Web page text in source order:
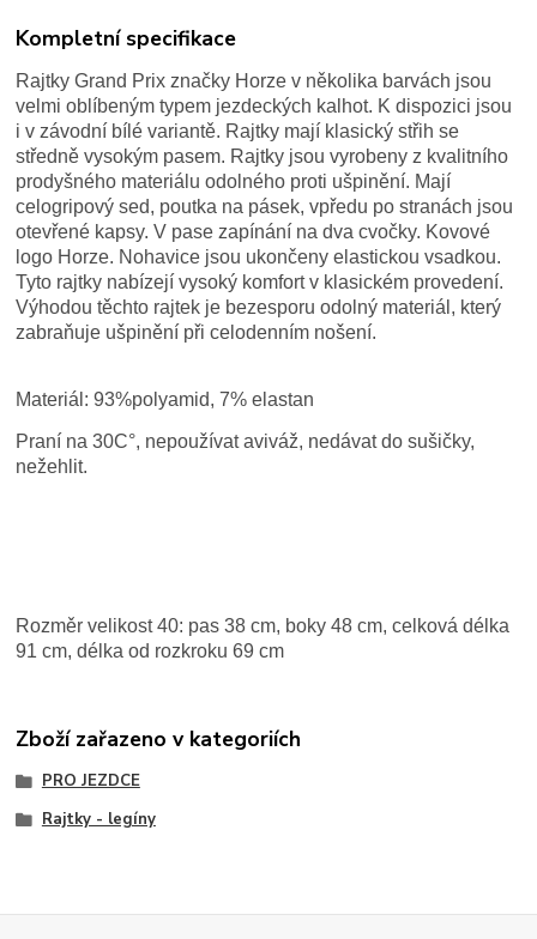
Kompletní specifikace
Rajtky Grand Prix značky Horze v několika barvách jsou
velmi oblíbeným typem jezdeckých kalhot. K dispozici jsou
i v závodní bílé variantě. Rajtky mají klasický střih se
středně vysokým pasem. Rajtky jsou vyrobeny z kvalitního
prodyšného materiálu odolného proti ušpinění. Mají
celogripový sed, poutka na pásek, vpředu po stranách jsou
otevřené kapsy. V pase zapínání na dva cvočky. Kovové
logo Horze. Nohavice jsou ukončeny elastickou vsadkou.
Tyto rajtky nabízejí vysoký komfort v klasickém provedení.
Výhodou těchto rajtek je bezesporu odolný materiál, který
zabraňuje ušpinění při celodenním nošení.
Materiál: 93%polyamid, 7% elastan
Praní na 30C°, nepoužívat aviváž, nedávat do sušičky,
nežehlit.
Rozměr velikost 40: pas 38 cm, boky 48 cm, celková délka
91 cm, délka od rozkroku 69 cm
Zboží zařazeno v kategoriích
PRO JEZDCE
Rajtky - legíny